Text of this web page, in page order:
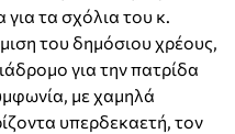
τα σχόλια του κ.
του δημόσιου χρέους,
για την πατρίδα
με χαμηλά
υπερδεκαετή, τον